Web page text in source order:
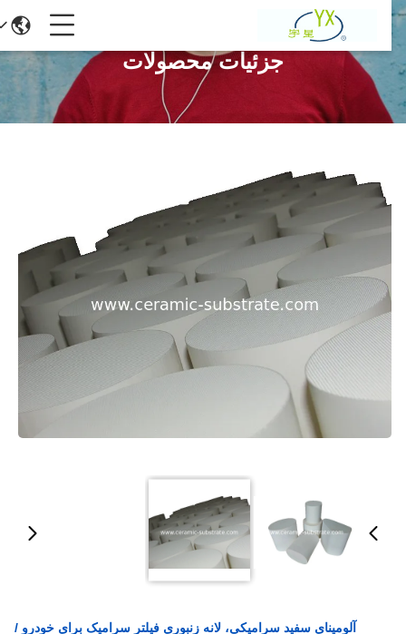
جزئیات محصولات
آلومینای سفید سرامیکی، لانه زنبوری فیلتر سرامیک برای خودرو /